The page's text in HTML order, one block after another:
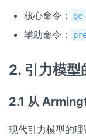
核心命令：
辅助命令：
2. 引力模型
2.1 从
现代引力模型的